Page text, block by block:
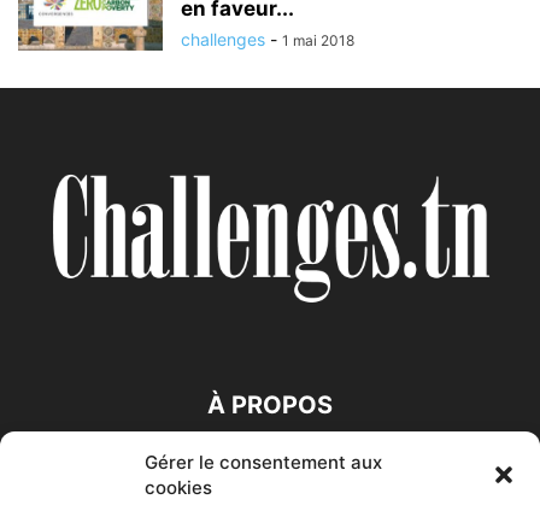
Gérer le consentement aux
cookies
en faveur...
challenges - 1 mai 2018
À PROPOS
SUIVEZ NOUS